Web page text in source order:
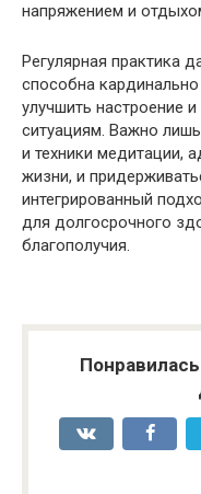
напряжением и
Регулярная практика
способна
улучшить настроение
ситуациям. Важно
и техники медитации,
жизни, и
интегрированный
для долгосрочного
благополучия.